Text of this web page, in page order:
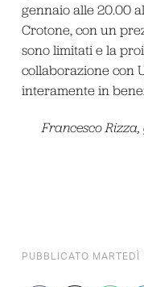
gennaio alle 20.00
Crotone, con un
sono limitati e la
collaborazione con
interamente in
Francesco
PUBBLICATO